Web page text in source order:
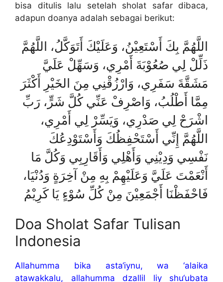
bisa ditulis lalu setelah sholat safar dibaca,
adapun doanya adalah sebagai berikut:
اللَّهُمَّ بِكَ أَسْتَعِيْنُ، وَعَلَيْكَ أَتَوَكَّلُ، اللَّهُمَّ
ذَلِّلْ لِي صُعُوْبَةَ أَمْرِي، وَسَهِّلْ عَلَيَّ
مَشَقَّةَ سَفَرِي، وَارْزُقْنِي مِنَ الخَيْرِ أَكْثَرَ
مِمَّا أَطْلُبُ، وَاصْرِفْ عَنِّي كُلَّ شَرٍّ، رَبِّ
اشْرَحْ لِي صَدْرِي، وَيَسِّرْ لِي أَمْرِي،
اللَّهُمَّ إِنِّي أَسْتَحْفِظُكَ وَأَسْتَوْدِعُكَ
نَفْسِي وَدِيْنِي وَأَهْلِي وَأَقَارِبِي وَكُلَّ مَا
أَنْعَمْتَ عَلَيَّ وَعَلَيْهِمْ بِهِ مِنْ آخِرَةٍ وَدُنْيَا،
فَاحْفَظْنَا أَجْمَعِيْنَ مِنْ كُلِّ سُوْءٍ يَا كَرِيْمُ
Doa Sholat Safar Tulisan
Indonesia
Allahumma bika asta‘iynu, wa ‘alaika
atawakkalu, allahumma dzallil liy shu‘ubata